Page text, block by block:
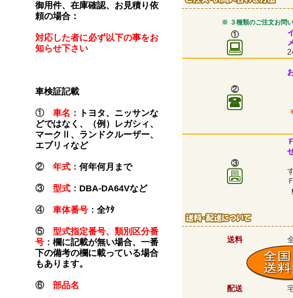
※ ３種類のご注文お問
①
②
③
送料
配送
御用件、在庫確認、お見積り依
頼の場合：
対応した者に必ず以下の事をお
知らせ下さい
車検証記載
① 車名 ：
トヨタ、ニッサンな
どではなく、（例）レガシィ、
マークⅡ、ランドクルーザー、
エブリィなど
② 年式 ： 何年何月まで
③ 型式 ： DBA-DA64Vなど
④ 車体番号 ： 全ｹﾀ
⑤ 型式指定番号、類別区分番
号 ： 欄に記載が無い場合、一番
下の備考の欄に載っている場合
もあります。
⑥ 部品名